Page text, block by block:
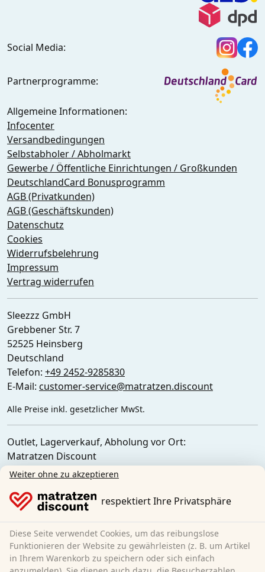
Social Media:
Partnerprogramme:
Allgemeine Informationen:
Infocenter
Versandbedingungen
Selbstabholer / Abholmarkt
Gewerbe / Öffentliche Einrichtungen / Großkunden
DeutschlandCard Bonusprogramm
AGB (Privatkunden)
AGB (Geschäftskunden)
Datenschutz
Cookies
Widerrufsbelehrung
Impressum
Vertrag widerrufen
Sleezzz GmbH
Grebbener Str. 7
52525 Heinsberg
Deutschland
Telefon: +49 2452-9285830
E-Mail: customer-service@matratzen.discount
Alle Preise inkl. gesetzlicher MwSt.
Outlet, Lagerverkauf, Abholung vor Ort:
Matratzen Discount
Ferdinand-Porsche-Str. 4
Deutschland
Weiter ohne zu akzeptieren
respektiert Ihre Privatsphäre
Diese Seite verwendet Cookies, um das reibungslose
Funktionieren der Website zu gewährleisten (z. B. um Artikel
in Ihrem Warenkorb zu speichern oder sich einfach